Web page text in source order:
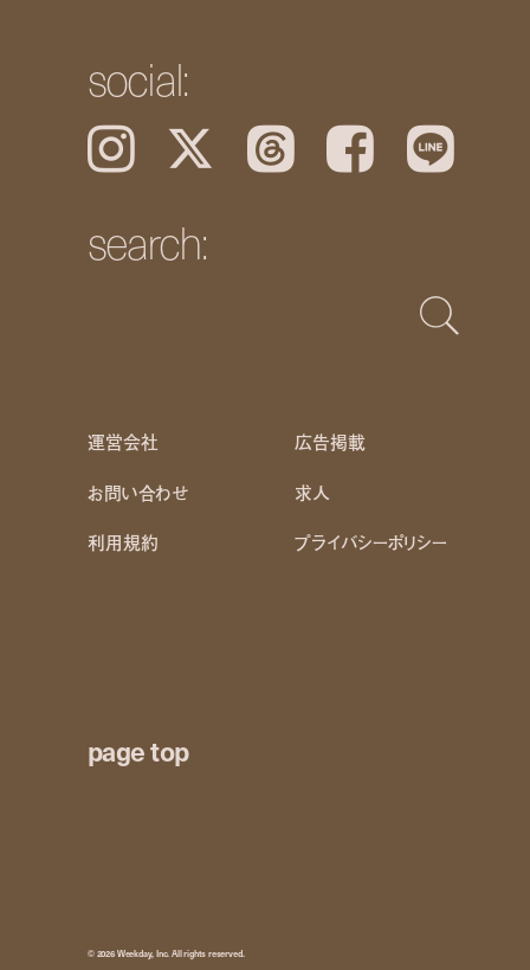
social:
Instagram 𝕏 Threads Facebook LINE
search:
運営会社
広告掲載
お問い合わせ
求人
利用規約
プライバシーポリシー
page top
© 2026 Weekday, Inc. All rights reserved.